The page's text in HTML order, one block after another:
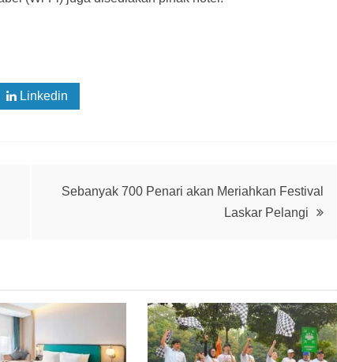
Linkedin
Sebanyak 700 Penari akan Meriahkan Festival
Laskar Pelangi